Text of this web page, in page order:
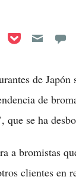
LinkedIn
on Reddit
on
Share on Pocket
de Japón
de
que se ha
a bromistas
clientes en